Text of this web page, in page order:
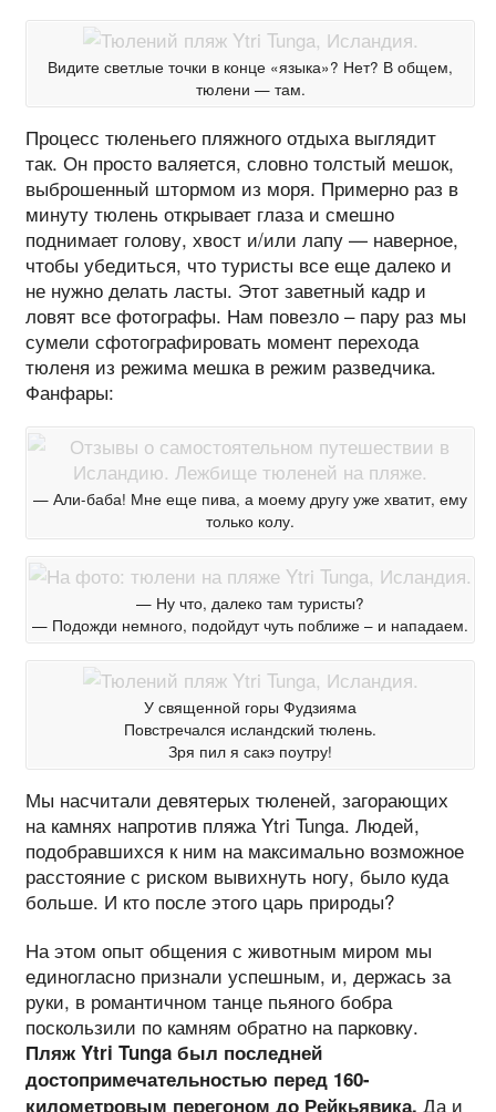
Видите светлые точки в конце «языка»? Нет? В общем,
тюлени — там.
Процесс тюленьего пляжного отдыха выглядит
так. Он просто валяется, словно толстый мешок,
выброшенный штормом из моря. Примерно раз в
минуту тюлень открывает глаза и смешно
поднимает голову, хвост и/или лапу — наверное,
чтобы убедиться, что туристы все еще далеко и
не нужно делать ласты. Этот заветный кадр и
ловят все фотографы. Нам повезло – пару раз мы
сумели сфотографировать момент перехода
тюленя из режима мешка в режим разведчика.
Фанфары:
— Али-баба! Мне еще пива, а моему другу уже хватит, ему
только колу.
— Ну что, далеко там туристы?
— Подожди немного, подойдут чуть поближе – и нападаем.
У священной горы Фудзияма
Повстречался исландский тюлень.
Зря пил я сакэ поутру!
Мы насчитали девятерых тюленей, загорающих
на камнях напротив пляжа Ytri Tunga. Людей,
подобравшихся к ним на максимально возможное
расстояние с риском вывихнуть ногу, было куда
больше. И кто после этого царь природы?
На этом опыт общения с животным миром мы
единогласно признали успешным, и, держась за
руки, в романтичном танце пьяного бобра
поскользили по камням обратно на парковку.
Пляж Ytri Tunga был последней
достопримечательностью перед 160-
километровым перегоном до Рейкьявика. Да и